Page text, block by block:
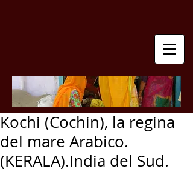
Kochi (Cochin), la regina
del mare Arabico.
(KERALA).India del Sud.